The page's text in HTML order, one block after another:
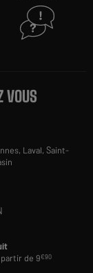
VOUS
Laval,Saint-
de 9€90